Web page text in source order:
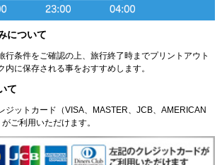
について
行条件をご確認の上、旅行終了時までプリントアウト
内に保存される事をおすすめします。
て
ジットカード（VISA、MASTER、JCB、AMERICAN
ご利用いただけます。